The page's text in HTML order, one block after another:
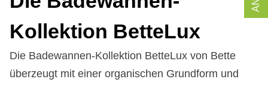
Kol­lek­ti­on Bet­te­Lux
Die Badewannen-Kollektion BetteLux von Bette
überzeugt mit einer organischen Grundform und